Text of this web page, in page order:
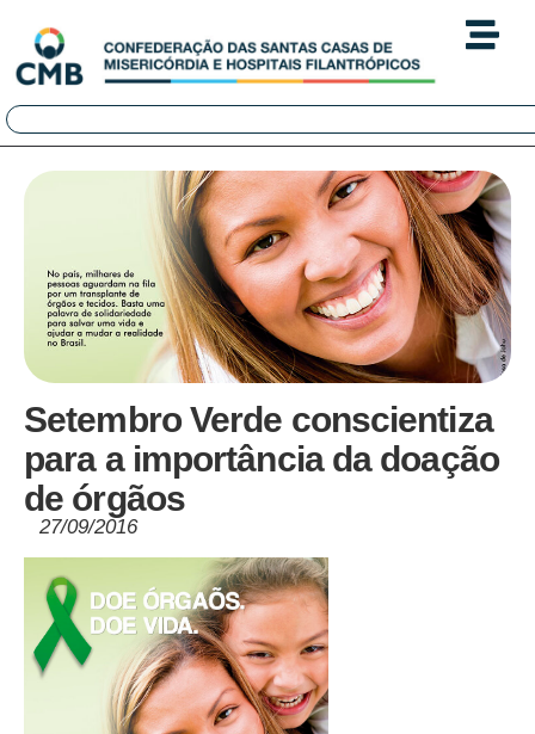
Setembro Verde conscientiza
para a importância da doação
de órgãos
27/09/2016